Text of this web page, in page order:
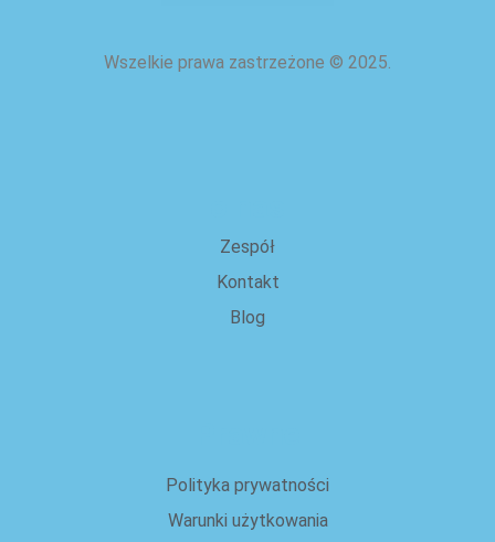
Wszelkie prawa zastrzeżone © 2025.
Zespół
Kontakt
Blog
Polityka prywatności
Warunki użytkowania